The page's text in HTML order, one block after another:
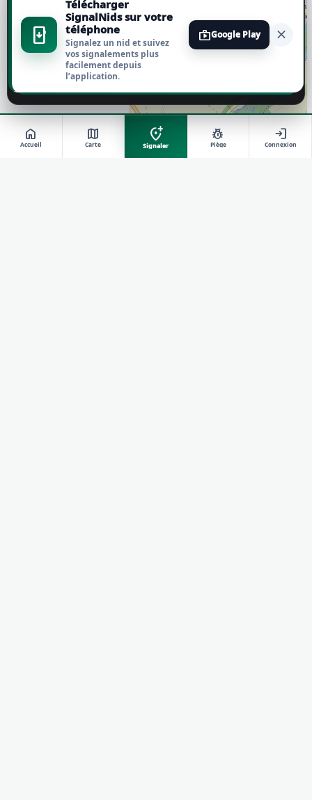
home
Accueil
map
Carte
add_location_alt
Signaler
pest_control
Piège
login
Connexion
install_mobile
Télécharger
SignalNids sur votre
téléphone
Signalez un nid et suivez
vos signalements plus
facilement depuis
l’application.
shopGoogle Play close
Tout accepter
Tout refuser